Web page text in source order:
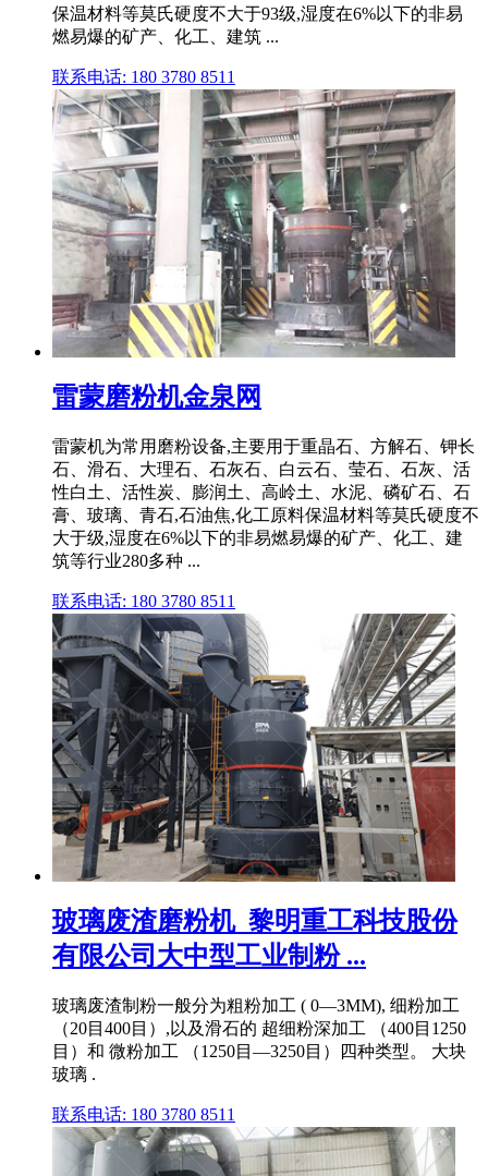
保温材料等莫氏硬度不大于93级,湿度在6%以下的非易
燃易爆的矿产、化工、建筑 ...
联系电话: 180 3780 8511
雷蒙磨粉机金泉网
雷蒙机为常用磨粉设备,主要用于重晶石、方解石、钾长
石、滑石、大理石、石灰石、白云石、莹石、石灰、活
性白土、活性炭、膨润土、高岭土、水泥、磷矿石、石
膏、玻璃、青石,石油焦,化工原料保温材料等莫氏硬度不
大于级,湿度在6%以下的非易燃易爆的矿产、化工、建
筑等行业280多种 ...
联系电话: 180 3780 8511
玻璃废渣磨粉机_黎明重工科技股份
有限公司大中型工业制粉 ...
玻璃废渣制粉一般分为粗粉加工 ( 0—3MM), 细粉加工
（20目400目）,以及滑石的 超细粉深加工 （400目1250
目）和 微粉加工 （1250目—3250目）四种类型。 大块
玻璃 .
联系电话: 180 3780 8511